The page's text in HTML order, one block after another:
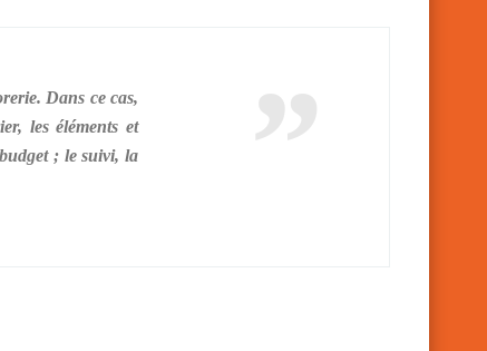
Dans ce cas,
les éléments et
; le suivi, la